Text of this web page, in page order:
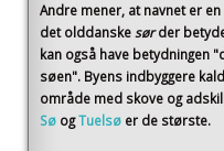
Andre mener, at navnet er
det olddanske sør der
kan også have betydningen
søen". Byens indbyggere
område med skove og
Sø ogTuelsø er de største.